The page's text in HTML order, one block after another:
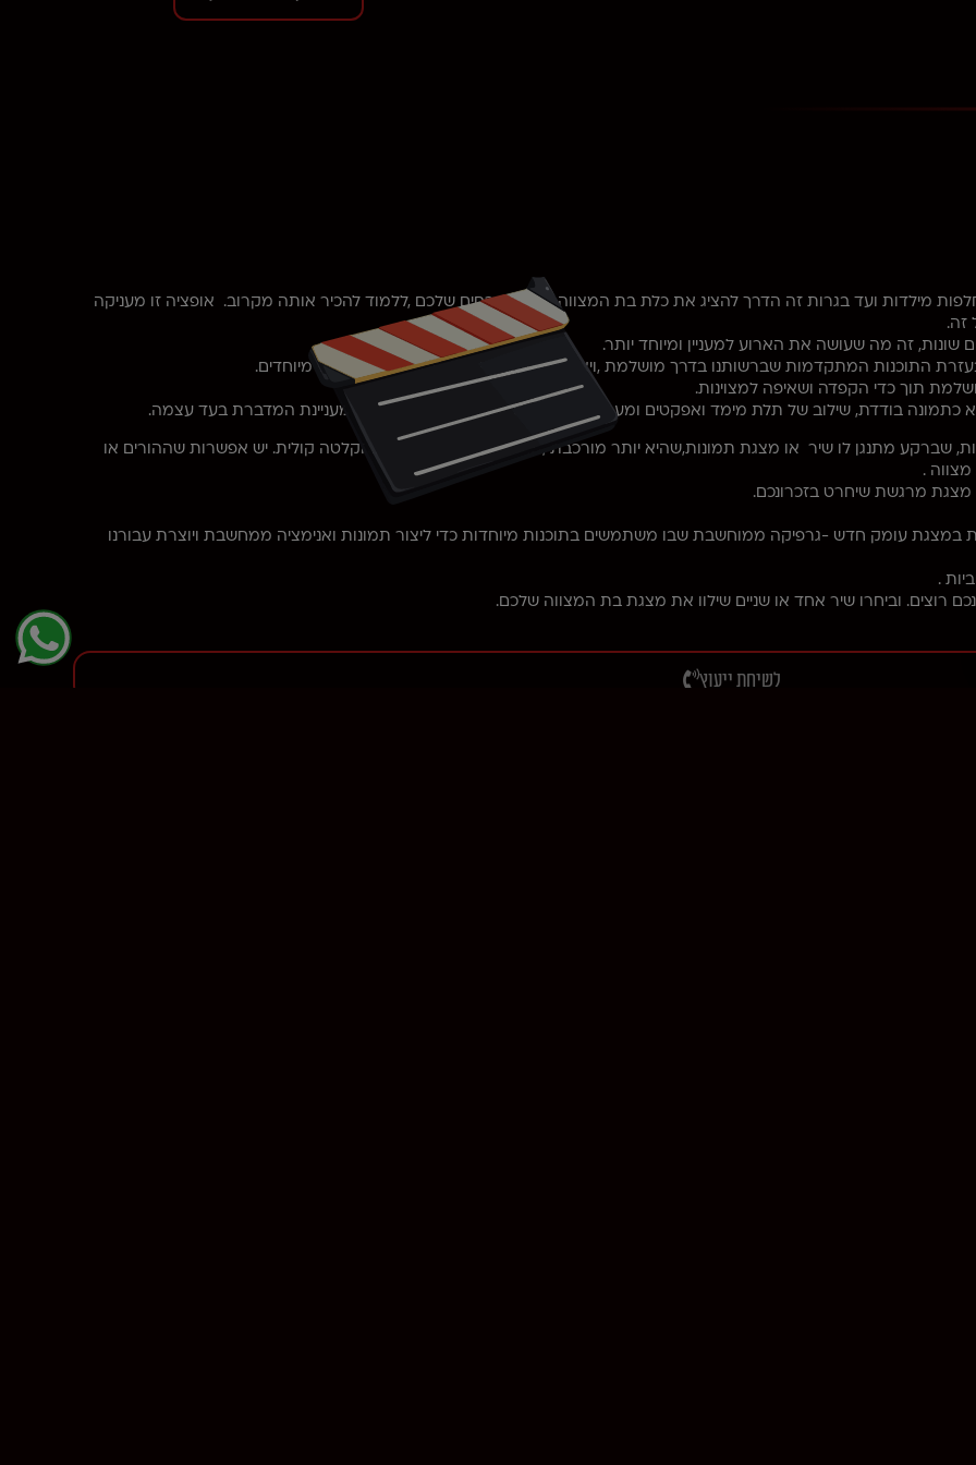
מילדות ועד בגרות זה הדרך להציג את כלת בת המצווה בפני האורחים שלכם ,ללמוד להכיר אותה מקרוב. אופציה זו מעניקה
זה.
שונות, זה מה שעושה את הארוע למעניין ומיוחד יותר.
התוכנות המתקדמות שברשותנו בדרך מושלמת ,ויצרתית, נשלב מוזיקה מתאימה ואפקטים מיוחדים.
תוך כדי הקפדה ושאיפה למצוינות.
בודדת, שילוב של תלת מימד ואפקטים ומעברים מיוחדים והתוצאה מצגת תמונות מעניינת המדברת בעד עצמה.
שברקע מתנגן לו שיר או מצגת תמונות,שהיא יותר מורכבת ,מצגת תמונות משולבת בהקלטה קולית. יש אפשרות שההורים או
.
מצגת מרגשת שיחרט בזכרונכם.
במצגת עומק חדש -גרפיקה ממוחשבת שבו משתמשים בתוכנות מיוחדות כדי ליצור תמונות ואנימציה ממחשבת ויוצרת עבורנו
.
רוצים. וביחרו שיר אחד או שניים שילוו את מצגת בת המצווה שלכם.
לשיחת ייעוץ